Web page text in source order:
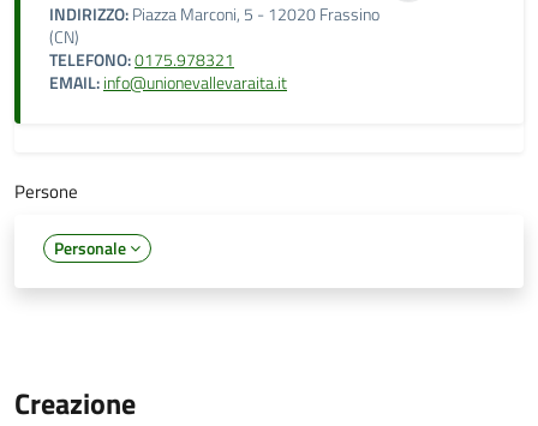
INDIRIZZO:Piazza Marconi, 5 - 12020 Frassino
(CN)
TELEFONO:0175.978321
EMAIL:info@unionevallevaraita.it
Persone
Personale
Creazione